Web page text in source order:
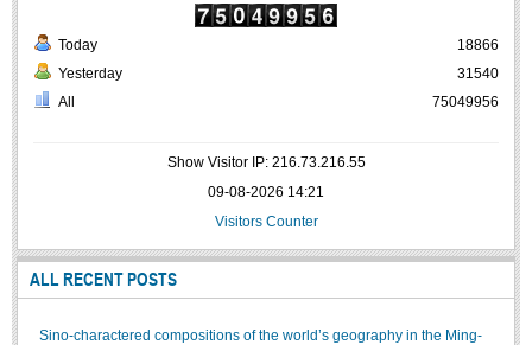
Today
Yesterday
All
18866
31540
75049956
Show Visitor IP: 216.73.216.55
09-08-2026 14:21
Visitors Counter
ALL RECENT POSTS
Sino-charactered compositions of the world’s geography in the Ming-